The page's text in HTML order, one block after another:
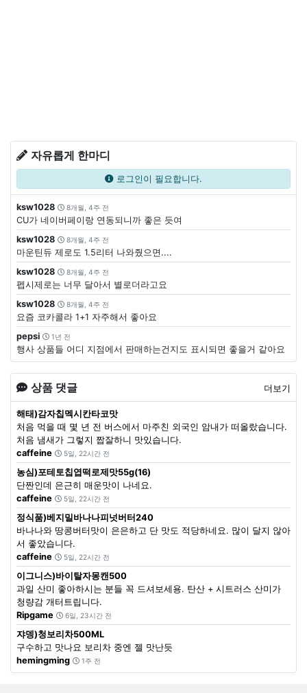
자유롭게 한마디
로그인이 필요합니다.
ksw1028 8개월, 4주 전
CU가 네이버페이랑 연동되니까 좋은 듯여
ksw1028
8개월, 4주 전
마운틴듀 제로도 1.5리터 나와줬으면....
ksw1028
8개월, 4주 전
펩시제로는 너무 달아서 별로더라고요
ksw1028
8개월, 4주 전
요즘 코카콜라 1+1 자주해서 좋아요
pepsi
1년 전
행사 상품들 어디 지점에서 판매하는건지도 표시되면 좋을거 같아요
상품 댓글 더보기
해태)감자칩멕시칸타코맛
처음 먹을 때 몇 년 전 버스에서 마주친 외국인 암내가 떠올랐습니다.
처음 냄새가 그렇지 짭잘하니 맛있습니다.
caffeine
5일, 22시간 전
농심)포테토칩엽떡로제맛55g(16)
단짠인데 은근히 매운맛이 나네요.
caffeine
5일, 22시간 전
정식품)베지밀바나나피넛버터240
바나나와 땅콩버터맛이 은은하고 단 맛도 적당하네요. 많이 달지 않아
서 좋았습니다.
caffeine
5일, 22시간 전
이그니스)바이탈자몽캔500
과일 산미 좋아하시는 분들 꼭 드셔보세용. 탄산 + 시트러스 산미가
청량감 개터트립니다.
Ripgame
6일, 23시간 전
쟈뎅)청보리차500ML
구수하고 맛나요 보리차 중엔 젤 맛난듯
hemingming
1주 전